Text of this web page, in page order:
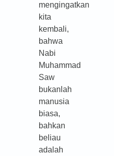
mengingatkan
kita
kembali,
bahwa
Nabi
Muhammad
Saw
bukanlah
manusia
biasa,
bahkan
beliau
adalah